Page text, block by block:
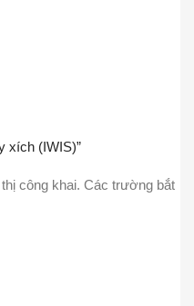
xích (IWIS)”
công khai. Các trường bắt